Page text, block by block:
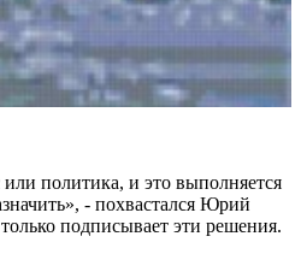
политика, и это выполняется
- похвастался Юрий
подписывает эти решения.